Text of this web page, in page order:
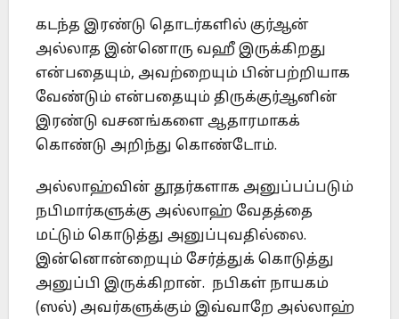
கடந்த இரண்டு தொடர்களில் குர்ஆன்
அல்லாத இன்னொரு வஹீ இருக்கிறது
என்பதையும், அவற்றையும் பின்பற்றியாக
வேண்டும் என்பதையும் திருக்குர்ஆனின்
இரண்டு வசனங்களை ஆதாரமாகக்
கொண்டு அறிந்து கொண்டோம்.
அல்லாஹ்வின் தூதர்களாக அனுப்பப்படும்
நபிமார்களுக்கு அல்லாஹ் வேதத்தை
மட்டும் கொடுத்து அனுப்புவதில்லை.
இன்னொன்றையும் சேர்த்துக் கொடுத்து
அனுப்பி இருக்கிறான். நபிகள் நாயகம்
(ஸல்) அவர்களுக்கும் இவ்வாறே அல்லாஹ்